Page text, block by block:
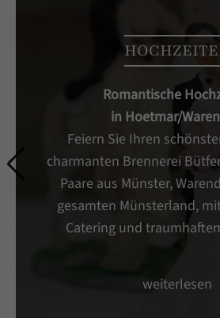
Romantische
in Hoetmar/
Feiern Sie Ihren
charmanten Brennerei
Paare aus Münster,
gesamten Münsterland,
Catering und
weiterlesen